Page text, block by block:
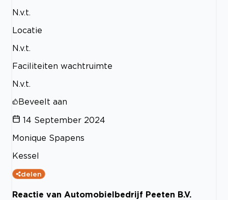
N.v.t.
Locatie
N.v.t.
Faciliteiten wachtruimte
N.v.t.
Beveelt aan
14 September 2024
Monique Spapens
Kessel
delen
Reactie van Automobielbedrijf Peeten B.V.